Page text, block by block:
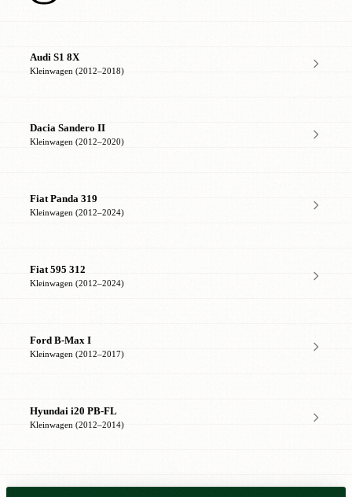
Audi S1 8X
Kleinwagen (2012–2018)
Dacia Sandero II
Kleinwagen (2012–2020)
Fiat Panda 319
Kleinwagen (2012–2024)
Fiat 595 312
Kleinwagen (2012–2024)
Ford B-Max I
Kleinwagen (2012–2017)
Hyundai i20 PB-FL
Kleinwagen (2012–2014)